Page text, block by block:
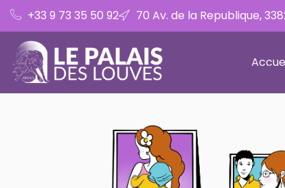
+33 9 73 35 50 92 70 Av. de la Republique,